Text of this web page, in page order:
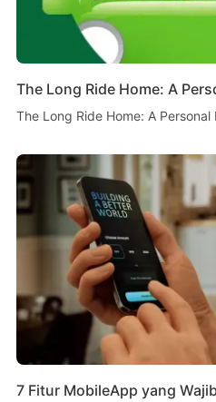
The Long Ride Home: A
The Long Ride Home: A
7 Fitur MobileApp yang